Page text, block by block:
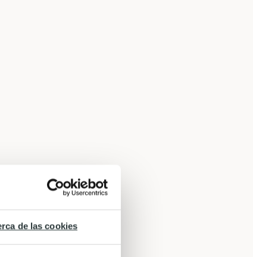
de las cookies